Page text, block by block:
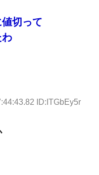
切って
わ
ID:ITGbEy5r